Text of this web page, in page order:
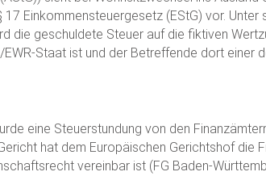
Einkommensteuergesetz (EStG) vor.
die geschuldete Steuer auf die fiktiven
Staat ist und der Betreffende dort
eine Steuerstundung von den
hat dem Europäischen Gerichtshof
vereinbar ist (FG Baden-